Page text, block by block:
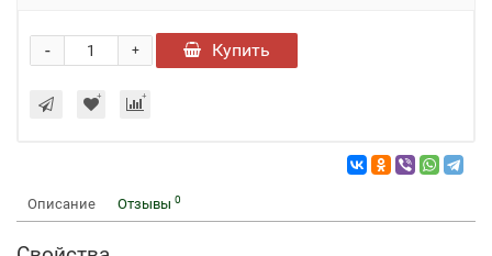
+
- Купить
Описание Отзывы 0